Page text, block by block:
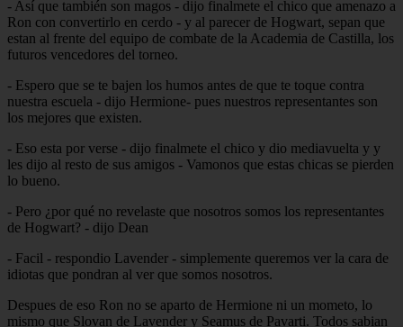
- Así que también son magos - dijo finalmete el chico que amenazo a
Ron con convertirlo en cerdo - y al parecer de Hogwart, sepan que
estan al frente del equipo de combate de la Academia de Castilla, los
futuros vencedores del torneo.
- Espero que se te bajen los humos antes de que te toque contra
nuestra escuela - dijo Hermione- pues nuestros representantes son
los mejores que existen.
- Eso esta por verse - dijo finalmete el chico y dio mediavuelta y y
les dijo al resto de sus amigos - Vamonos que estas chicas se pierden
lo bueno.
- Pero ¿por qué no revelaste que nosotros somos los representantes
de Hogwart? - dijo Dean
- Facil - respondio Lavender - simplemente queremos ver la cara de
idiotas que pondran al ver que somos nosotros.
Despues de eso Ron no se aparto de Hermione ni un mometo, lo
mismo que Slovan de Lavender y Seamus de Pavarti. Todos sabian